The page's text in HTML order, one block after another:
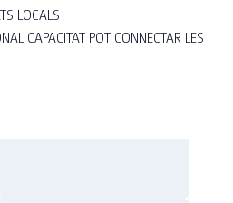
LOCALS
CAPACITAT POT CONNECTAR LES